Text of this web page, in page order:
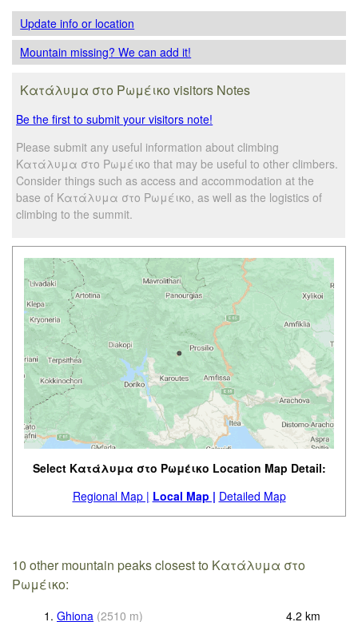
Update infoor location
Mountain missing? We can add it!
Κατάλυμα στο Ρωμέικο visitors Notes
Be the first to submit your visitors note!
Please submit any useful information about climbing
Κατάλυμα στο Ρωμέικο that may be useful to other climbers.
Consider things such as access and accommodation at the
base of Κατάλυμα στο Ρωμέικο, as well as the logistics of
climbing to the summit.
Select Κατάλυμα στο Ρωμέικο Location Map Detail:
Regional Map | Local Map | Detailed Map
10 other mountain peaks closest to Κατάλυμα στο
Ρωμέικο:
1. Ghiona (2510 m) 4.2 km